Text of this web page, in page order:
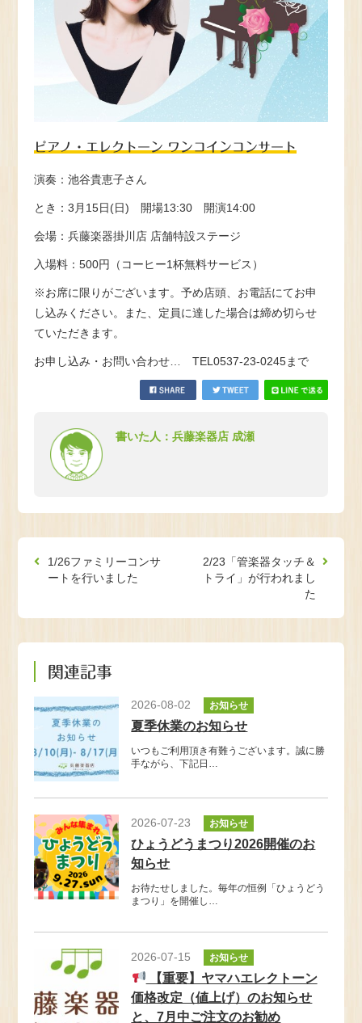
ピアノ・エレクトーン ワンコインコンサート
演奏：池谷貴恵子さん
とき：3月15日(日) 開場13:30 開演14:00
会場：兵藤楽器掛川店 店舗特設ステージ
入場料：500円（コーヒー1杯無料サービス）
※お席に限りがございます。予め店頭、お電話にてお申
し込みください。また、定員に達した場合は締め切らせ
ていただきます。
お申し込み・お問い合わせ… TEL0537-23-0245まで
書いた人：兵藤楽器店 成瀬
1/26ファミリーコンサ
ートを行いました
2/23「管楽器タッチ＆
トライ」が行われまし
た
関連記事
2026-08-02 お知らせ
夏季休業のお知らせ
いつもご利用頂き有難うございます。誠に勝
手ながら、下記日…
2026-07-23 お知らせ
ひょうどうまつり2026開催のお
知らせ
お待たせしました。毎年の恒例「ひょうどう
まつり」を開催し…
2026-07-15 お知らせ
【重要】ヤマハエレクトーン
価格改定（値上げ）のお知らせ
と、7月中ご注文のお勧め